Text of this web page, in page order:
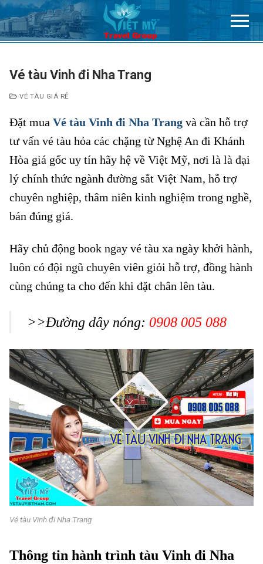
Chuyển
đến
nội
Vé tàu Vinh đi Nha Trang
VÉ TÀU GIÁ RẺ
Đặt mua Vé tàu Vinh đi Nha Trang và cần hỗ trợ
tư vấn vé tàu hỏa các chặng từ Nghệ An đi Khánh
Hòa giá gốc uy tín hãy hệ về Việt Mỹ, nơi là là đại
lý chính thức ngành đường sắt Việt Nam, hỗ trợ
chuyên nghiệp, thâm niên kinh nghiệm trong nghề,
bán đúng giá.
Hãy chủ động book ngay vé tàu xa ngày khởi hành,
luôn có đội ngũ chuyên viên giỏi hỗ trợ, đồng hành
cùng chúng ta cho đến khi đặt chân lên tàu.
>>Đường dây nóng: 0908 005 088
Vé tàu Vinh đi Nha Trang
Thông tin hành trình tàu Vinh đi Nha